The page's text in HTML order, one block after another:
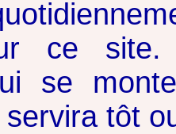
ce site.
se
servira tôt